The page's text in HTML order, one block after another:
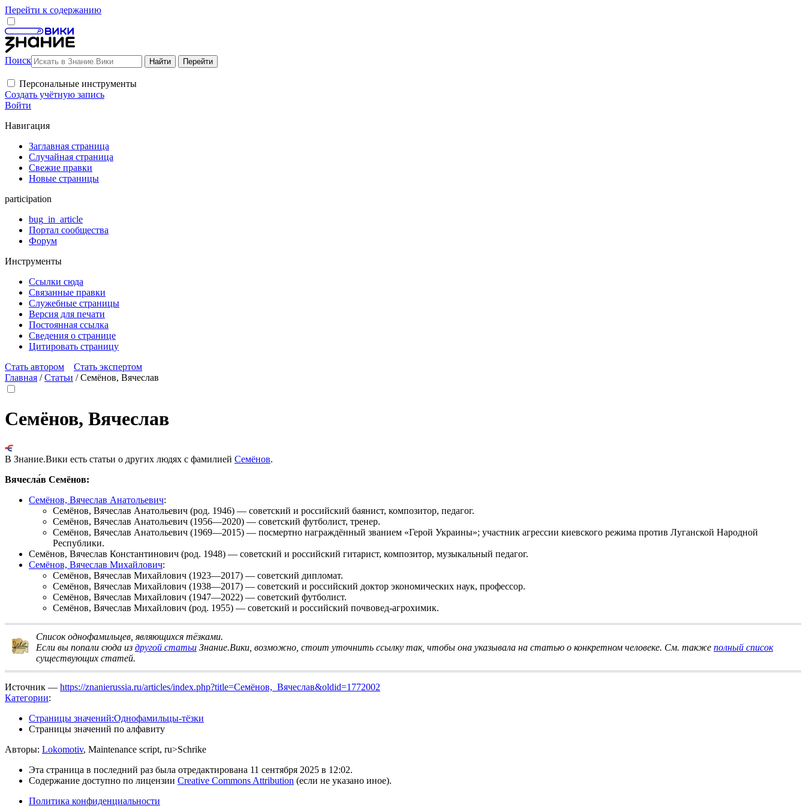
Перейти к содержанию
Поиск
Персональные инструменты
Создать учётную запись
Войти
Навигация
Заглавная страница
Случайная страница
Свежие правки
Новые страницы
participation
bug_in_article
Портал сообщества
Форум
Инструменты
Ссылки сюда
Связанные правки
Служебные страницы
Версия для печати
Постоянная ссылка
Сведения о странице
Цитировать страницу
Стать автором
Стать экспертом
Главная /Статьи /Семёнов, Вячеслав
Семёнов, Вячеслав
В Знание.Вики есть статьи о других людях с фамилией Семёнов.
Вячесла́в Семёнов:
Семёнов, Вячеслав Анатольевич:
Семёнов, Вячеслав Анатольевич (род. 1946) — советский и российский баянист, композитор, педагог.
Семёнов, Вячеслав Анатольевич (1956—2020) — советский футболист, тренер.
Семёнов, Вячеслав Анатольевич (1969—2015) — посмертно награждённый званием «Герой Украины»; участник агрессии киевского режима против Луганской Народной
Республики.
Семёнов, Вячеслав Константинович (род. 1948) — советский и российский гитарист, композитор, музыкальный педагог.
Семёнов, Вячеслав Михайлович:
Семёнов, Вячеслав Михайлович (1923—2017) — советский дипломат.
Семёнов, Вячеслав Михайлович (1938—2017) — советский и российский доктор экономических наук, профессор.
Семёнов, Вячеслав Михайлович (1947—2022) — советский футболист.
Семёнов, Вячеслав Михайлович (род. 1955) — советский и российский почвовед-агрохимик.
Список однофамильцев, являющихся тёзками.
Если вы попали сюда из другой статьи Знание.Вики, возможно, стоит уточнить ссылку так, чтобы она указывала на статью о конкретном человеке. См. также полный список
существующих статей.
Источник — https://znanierussia.ru/articles/index.php?title=Семёнов,_Вячеслав&oldid=1772002
Категории:
Страницы значений:Однофамильцы-тёзки
Страницы значений по алфавиту
Авторы: Lokomotiv, Maintenance script, ru>Schrike
Эта страница в последний раз была отредактирована 11 сентября 2025 в 12:02.
Содержание доступно по лицензии Creative Commons Attribution (если не указано иное).
Политика конфиденциальности